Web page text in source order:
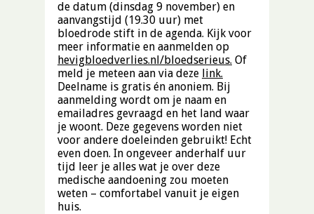
de datum (dinsdag 9 november) en
aanvangstijd (19.30 uur) met
bloedrode stift in de agenda. Kijk voor
meer informatie en aanmelden op
hevigbloedverlies.nl/bloedserieus. Of
meld je meteen aan via deze link.
Deelname is gratis én anoniem. Bij
aanmelding wordt om je naam en
emailadres gevraagd en het land waar
je woont. Deze gegevens worden niet
voor andere doeleinden gebruikt! Echt
even doen. In ongeveer anderhalf uur
tijd leer je alles wat je over deze
medische aandoening zou moeten
weten – comfortabel vanuit je eigen
huis.